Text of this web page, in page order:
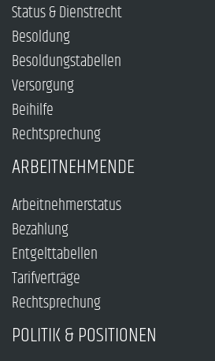
Status & Dienstrecht
Besoldung
Besoldungstabellen
Versorgung
Beihilfe
Rechtsprechung
ARBEITNEHMENDE
Arbeitnehmerstatus
Bezahlung
Entgelttabellen
Tarifverträge
Rechtsprechung
POLITIK & POSITIONEN